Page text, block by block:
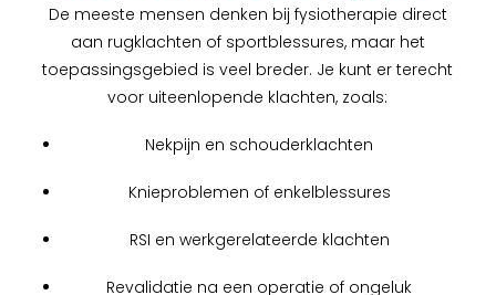
De meeste mensen denken bij fysiotherapie direct
aan rugklachten of sportblessures, maar het
toepassingsgebied is veel breder. Je kunt er terecht
voor uiteenlopende klachten, zoals:
Nekpijn en schouderklachten
Knieproblemen of enkelblessures
RSI en werkgerelateerde klachten
Revalidatie na een operatie of ongeluk